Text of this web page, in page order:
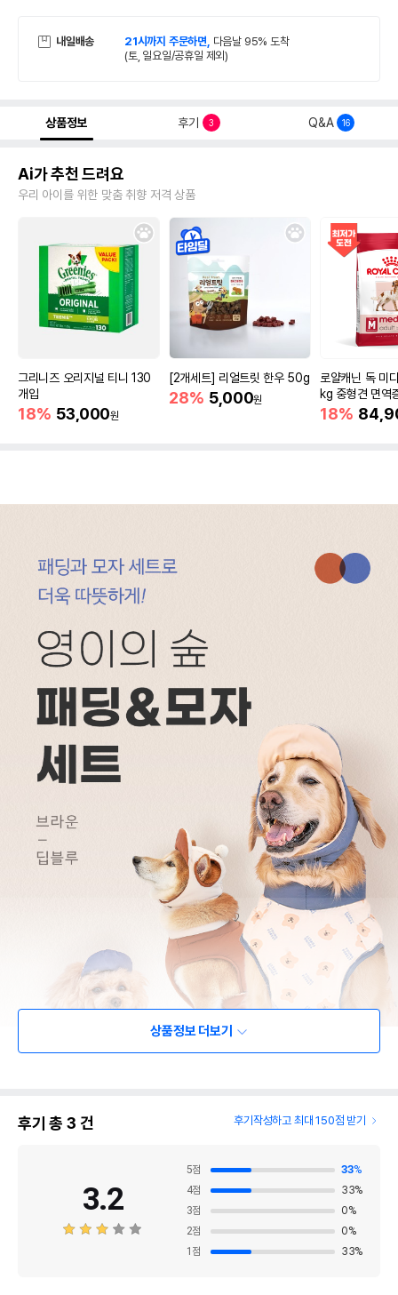
내일배송 21시까지 주문하면, 다음날 95% 도착
(토, 일요일/공휴일 제외)
상품정보 후기 3 Q&A 16
Ai가 추천 드려요
우리 아이를 위한 맞춤 취향 저격 상품
그리니즈 오리지널 티니 130
개입
18% 53,000원
[2개세트] 리얼트릿 한우 50g
28% 5,000원
로얄캐닌 독 미
kg 중형견 면역
18%
상품정보 더보기
후기 총 3 건 후기작성하고 최대 150점 받기
3.2
5점 33%
4점 33%
3점 0%
2점 0%
1 점 33%